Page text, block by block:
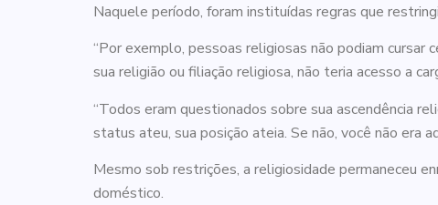
Naquele período, foram instituídas regras que
“Por exemplo, pessoas religiosas não podiam cursar
sua religião ou filiação religiosa, não teria acesso a
“Todos eram questionados sobre sua ascendência
status ateu, sua posição ateia. Se não, você não era
Mesmo sob restrições, a religiosidade permaneceu
doméstico.